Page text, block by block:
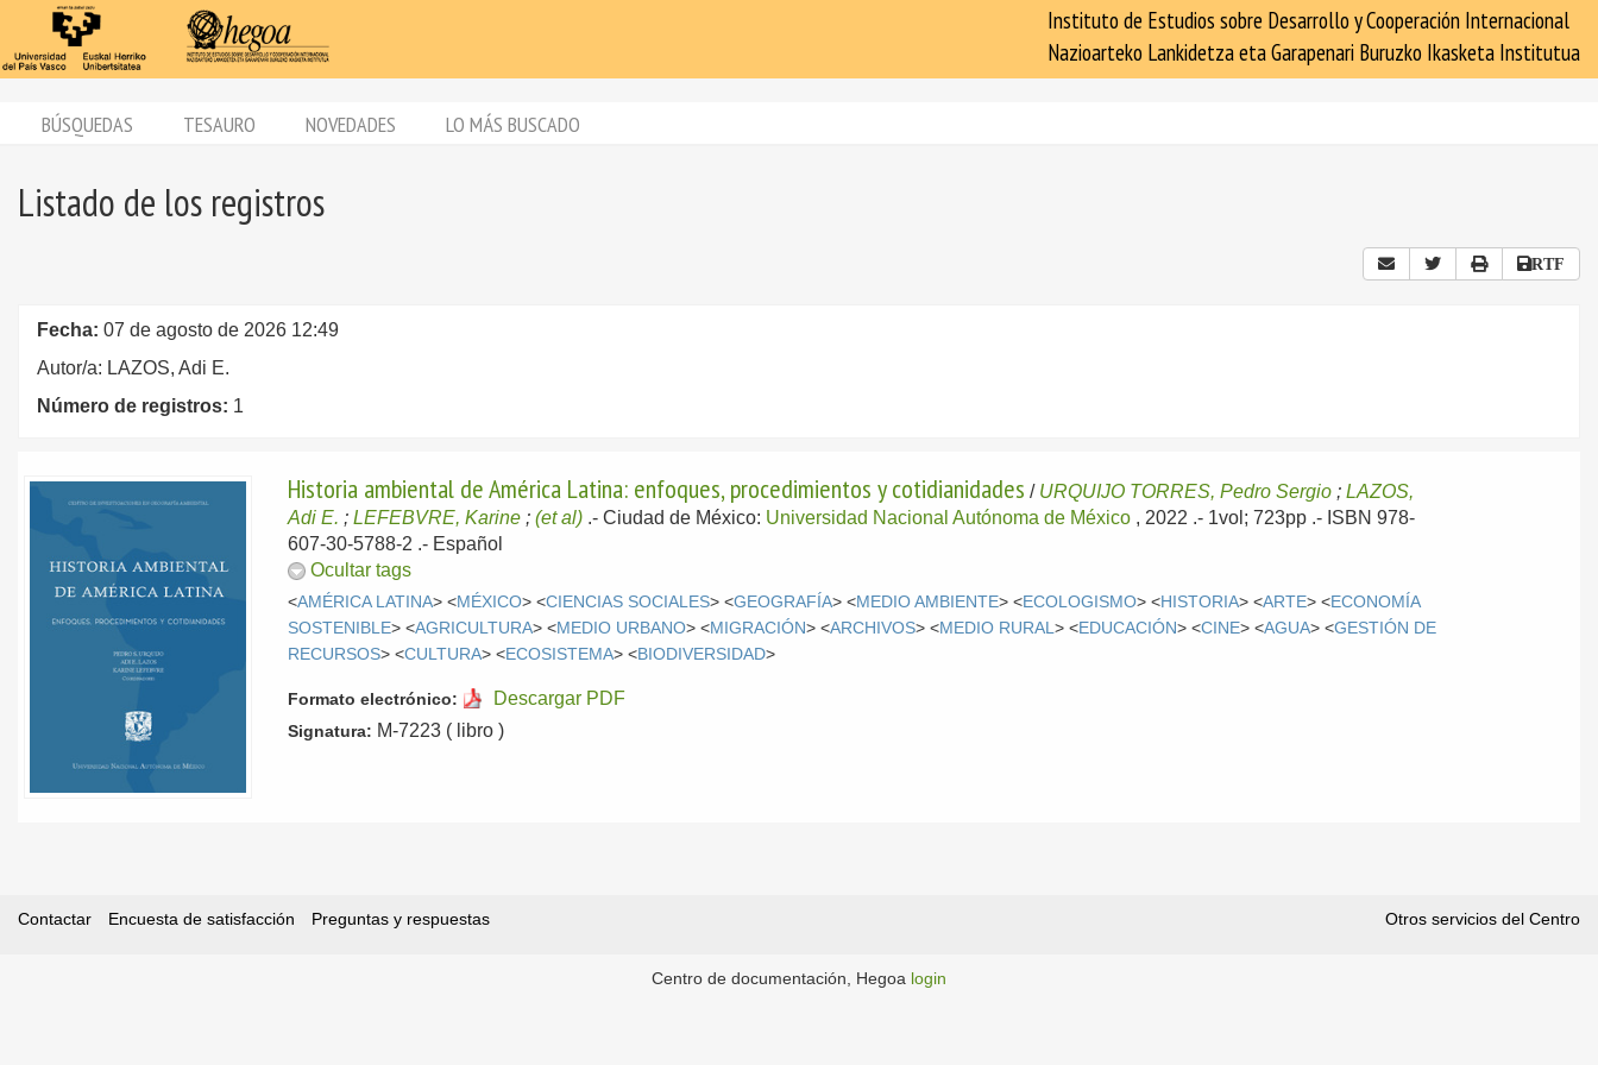
Instituto de Estudios sobre Desarrollo y Cooperación Internacional
Nazioarteko Lankidetza eta Garapenari Buruzko Ikasketa Institutua
BÚSQUEDAS TESAURO NOVEDADES LO MÁS BUSCADO
Listado de los registros
RTF
Fecha: 07 de agosto de 2026 12:49
Autor/a: LAZOS, Adi E.
Número de registros: 1
Historia ambiental de América Latina: enfoques, procedimientos y cotidianidades / URQUIJO TORRES, Pedro Sergio ;LAZOS,
Adi E. ;LEFEBVRE, Karine ;(et al) .-Ciudad de México: Universidad Nacional Autónoma de México , 2022 .- 1vol; 723pp .- ISBN 978-
607-30-5788-2 .- Español
Ocultar tags
<AMÉRICA LATINA> <MÉXICO> <CIENCIAS SOCIALES> <GEOGRAFÍA> <MEDIO AMBIENTE> <ECOLOGISMO> <HISTORIA> <ARTE> <ECONOMÍA
SOSTENIBLE> <AGRICULTURA> <MEDIO URBANO> <MIGRACIÓN> <ARCHIVOS> <MEDIO RURAL> <EDUCACIÓN> <CINE> <AGUA> <GESTIÓN DE
RECURSOS> <CULTURA> <ECOSISTEMA> <BIODIVERSIDAD>
Formato electrónico: Descargar PDF
Signatura: M-7223 ( libro )
Contactar Encuesta de satisfacción Preguntas y respuestas Otros servicios del Centro
Centro de documentación, Hegoa login